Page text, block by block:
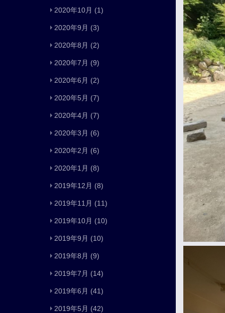
2020年10月 (1)
2020年9月 (3)
2020年8月 (2)
2020年7月 (9)
2020年6月 (2)
2020年5月 (7)
2020年4月 (7)
2020年3月 (6)
2020年2月 (6)
2020年1月 (8)
2019年12月 (8)
2019年11月 (11)
2019年10月 (10)
2019年9月 (10)
2019年8月 (9)
2019年7月 (14)
2019年6月 (41)
2019年5月 (42)